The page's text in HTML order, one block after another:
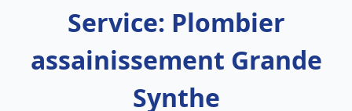
Service: Plombier
assainissement Grande
Synthe